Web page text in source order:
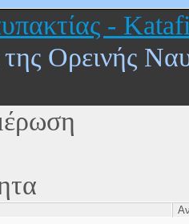
-
Ορεινής